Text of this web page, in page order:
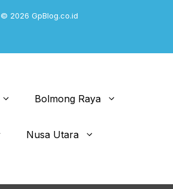
© 2026 GpBlog.co.id
Bolmong Raya
Nusa Utara